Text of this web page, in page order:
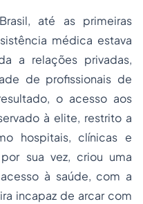
até as primeiras
médica estava
a relações privadas,
de profissionais de
o acesso aos
à elite, restrito a
hospitais, clínicas e
sua vez, criou uma
à saúde, com a
incapaz de arcar com